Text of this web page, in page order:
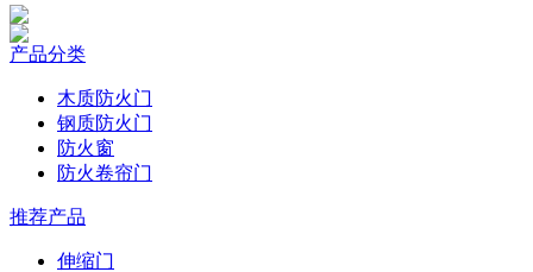
产品分类
木质防火门
钢质防火门
防火窗
防火卷帘门
推荐产品
伸缩门